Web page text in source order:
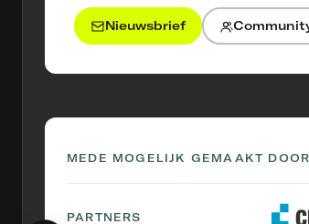
Nieuwsbrief
MEDE MOGELIJK GEMAAKT DOOR
PARTNERS